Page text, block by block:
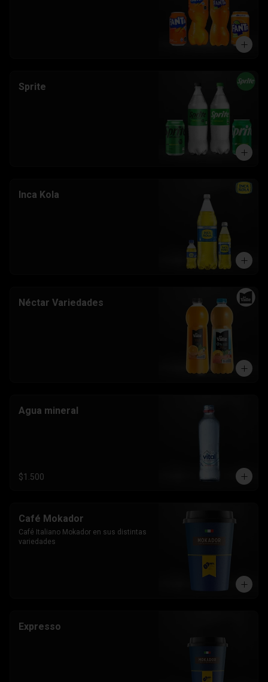
Sprite
Inca Kola
Néctar Variedades
Agua mineral
$1.500
Café Mokador
Café Italiano Mokador en sus distintas
variedades
Expresso